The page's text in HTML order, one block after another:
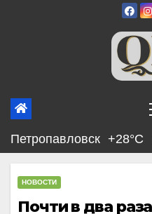
Петропавловск +28°C
НОВОСТИ
Почти в два